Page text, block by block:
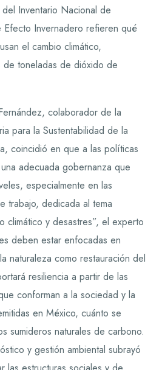
Inventario Nacional de
Efecto Invernadero refieren qué
el cambio climático,
de toneladas de dióxido de
colaborador de la
para la Sustentabilidad de la
coincidió en que a las políticas
adecuada gobernanza que
especialmente en las
trabajo, dedicada al tema
climático y desastres”, el experto
deben estar enfocadas en
naturaleza como restauración del
resiliencia a partir de las
conforman a la sociedad y la
en México, cuánto se
sumideros naturales de carbono.
y gestión ambiental subrayó